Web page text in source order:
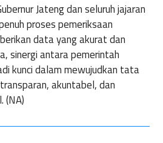
Jateng dan seluruh jajaran
proses pemeriksaan
data yang akurat dan
sinergi antara pemerintah
kunci dalam mewujudkan tata
akuntabel, dan
(NA)